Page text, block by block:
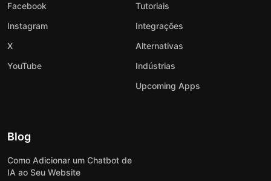
Facebook
Instagram
X
YouTube
Tutoriais
Integrações
Alternativas
Indústrias
Upcoming Apps
Blog
Como Adicionar um Chatbot de
IA ao Seu Website